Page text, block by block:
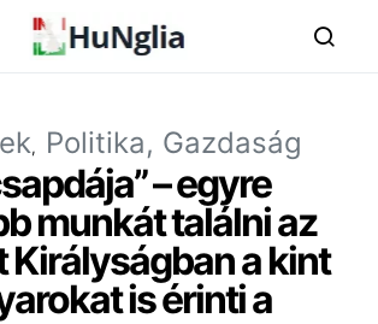
Politika, Gazdaság
– egyre
munkát találni az
Királyságban a kint
is érinti a